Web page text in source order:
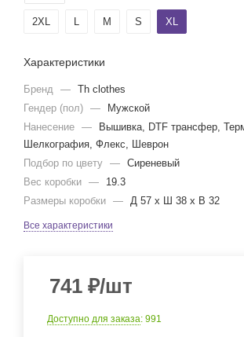
2ХL L M S XL
Характеристики
Бренд — Th clothes
Гендер (пол) —
Мужской
Нанесение —
Вышивка, DTF трансфер,
Шелкография, Флекс, Шеврон
Подбор по цвету — Сиреневый
Вес коробки —
19.3
Размеры коробки — Д 57 x Ш 38 x В 32
Все характеристики
741 ₽/шт
Доступно для заказа: 991